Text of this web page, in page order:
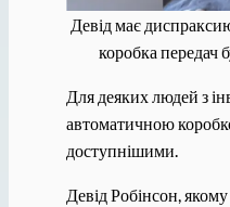
Девід має
коробка передач
Для деяких людей з
автоматичною
доступнішими.
Девід Робінсон,